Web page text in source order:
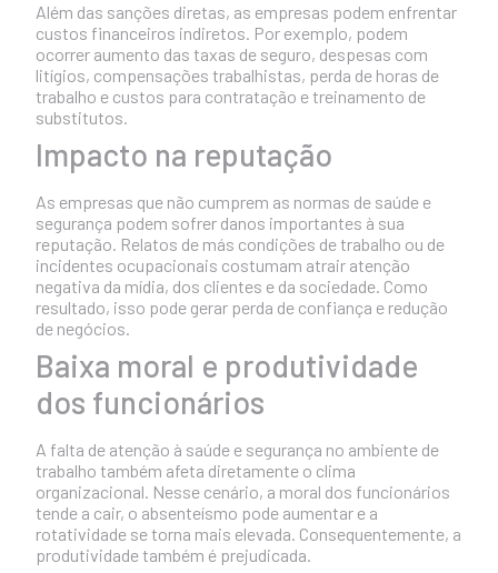
Além das sanções diretas, as empresas podem enfrentar
custos financeiros indiretos. Por exemplo, podem
ocorrer aumento das taxas de seguro, despesas com
litígios, compensações trabalhistas, perda de horas de
trabalho e custos para contratação e treinamento de
substitutos.
Impacto na reputação
As empresas que não cumprem as normas de saúde e
segurança podem sofrer danos importantes à sua
reputação. Relatos de más condições de trabalho ou de
incidentes ocupacionais costumam atrair atenção
negativa da mídia, dos clientes e da sociedade. Como
resultado, isso pode gerar perda de confiança e redução
de negócios.
Baixa moral e produtividade
dos funcionários
A falta de atenção à saúde e segurança no ambiente de
trabalho também afeta diretamente o clima
organizacional. Nesse cenário, a moral dos funcionários
tende a cair, o absenteísmo pode aumentar e a
rotatividade se torna mais elevada. Consequentemente, a
produtividade também é prejudicada.